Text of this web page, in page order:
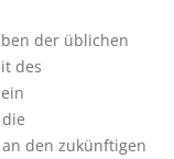
der üblichen
des
den zukünftigen